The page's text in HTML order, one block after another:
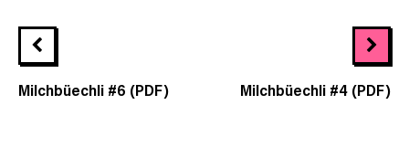
Milchbüechli #6 (PDF) Milchbüechli #4 (PDF)